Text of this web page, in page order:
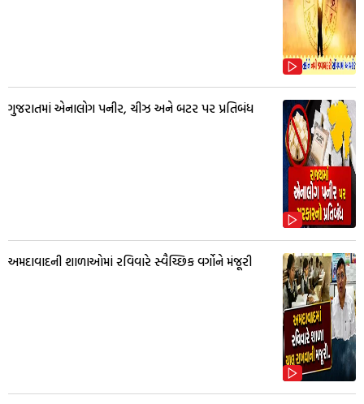
ગુજરાતમાં એનાલોગ પનીર, ચીઝ અને બટર પર પ્રતિબંધ
અમદાવાદની શાળાઓમાં રવિવારે સ્વૈચ્છિક વર્ગોને મંજૂરી